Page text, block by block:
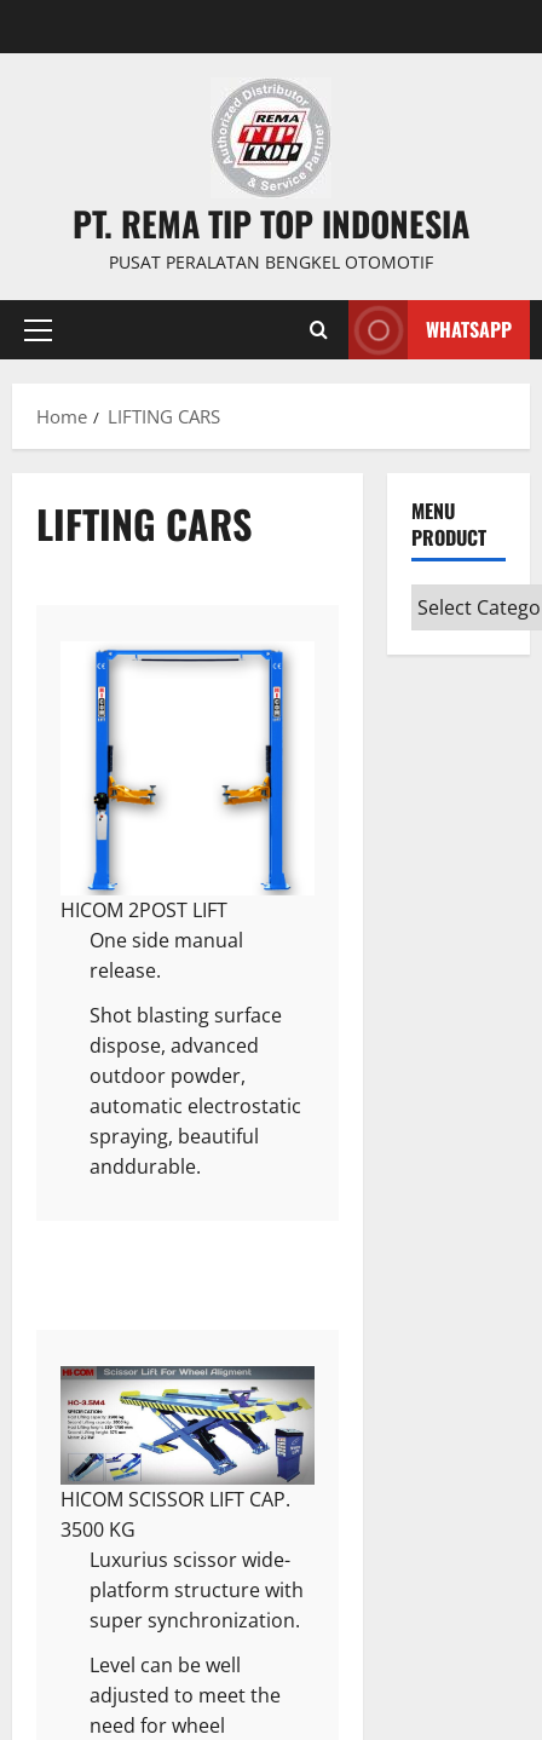
PT. REMA TIP TOP INDONESIA
PUSAT PERALATAN BENGKEL OTOMOTIF
WHATSAPP
Home LIFTING CARS
LIFTING CARS
HICOM 2POST LIFT
One side manual
release.
Shot blasting surface
dispose, advanced
outdoor powder,
automatic electrostatic
spraying, beautiful
anddurable.
HICOM SCISSOR LIFT CAP.
3500 KG
Luxurius scissor wide-
platform structure with
super synchronization.
Level can be well
adjusted to meet the
need for wheel
MENU
PRODUCT